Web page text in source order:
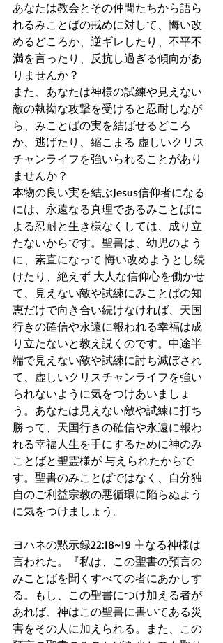
あなたは教会とその仲間たちから語ら
れるみことばの戒めに対して、悔い改
めるどころか、逆ギレしたり、不平不
満を言ったり、反抗し過ぎる傾向があ
りませんか？
また、あなたは神様の試練や見えない
敵の執拗な攻撃を受けると忍耐しなが
ら、みことばの実を結ばせるどころ
か、逃げたり、縮こまる 虚しいクリス
チャンライフを強いられることがあり
ませんか？
本物の良い実を結ぶJesus信仰者になる
には、永遠なる真理であるみことばに
よる忍耐と生き様なくしては、成り立
たないからです。聖書は、幼児のよう
に、素直になって 悔い改めようとし続
けたり、絶えず 大人な信仰心を働かせ
て、見えない敵や試練にみことばの知
恵だけで向き合い続けなければ、天国
行きの確信や永遠に報われる幸福は成
り立たないと教え説くのです。中途半
端で見えない敵や試練に討ち滅ぼされ
て、虚しいクリスチャンライフを強い
られないように気をつけあいましょ
う。あなたは見えない敵や試練に打ち
勝って、天国行きの確信や永遠に報わ
れる幸福人生を手にするために神のみ
ことばと聖霊様が 与えられたからで
す。聖書のみことばではなく、自分独
自のご利益宗教の悪循環に陥らぬよう
に気をつけましょう。
ヨハネの黙示録22:18~19 主なる神様は
言われた。『私は、この聖書の預言の
みことばを聞くすべての者にあかしす
る。もし、この聖書につけ加える者が
あれば、神はこの聖書に書いてある災
害をその人に加えられる。また、この